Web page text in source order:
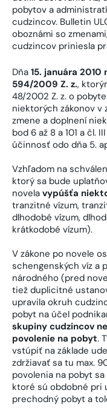
pobytov a
cudzincov. Bulletin
oboznámi so
cudzincov priniesla
Dňa 15. januára
594/2009 Z. z.,
48/2002 Z. z. o
niektorých zákonov v
zmene a doplnení
bod 6 až 8 a 101 a čl.
účinnosť odo dňa 5.
Vzhľadom na
ktorý sa bude
novela vypúšťa
tranzitné vízum,
dlhodobé vízum,
krátkodobé vízum).
V zákone po novele
schengenských víz a
národného (pred
tiež duplicitné
upravila okruh
pobyt na účel
skupiny cudzincov
povolenie na pobyt.
vstúpiť na základe
zdržiavať sa tu max.
povolenia na pobyt
ktoré sú obdobné pri
prechodný pobyt a